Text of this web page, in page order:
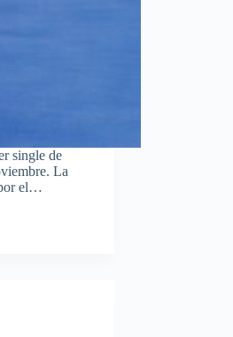
single de
La
el…